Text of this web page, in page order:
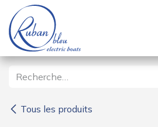
Se rendre au contenu
Tous les produits